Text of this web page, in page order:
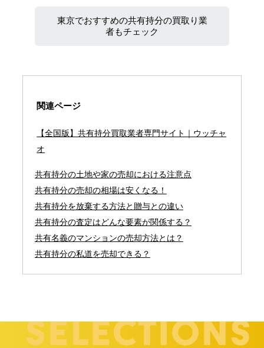
東京でおすすめの共有持分の買取り業
者もチェック
関連ページ
【全国版】共有持分買取業者専門サイト｜ウッチャ
オ
共有持分の土地や家の売却における注意点
共有持分の売却の相場は安くなる！
共有持分を放棄する方法と贈与との違い
共有持分の査定はどんな要素が関係する？
共有名義のマンションの売却方法とは？
共有持分の私道を売却できる？